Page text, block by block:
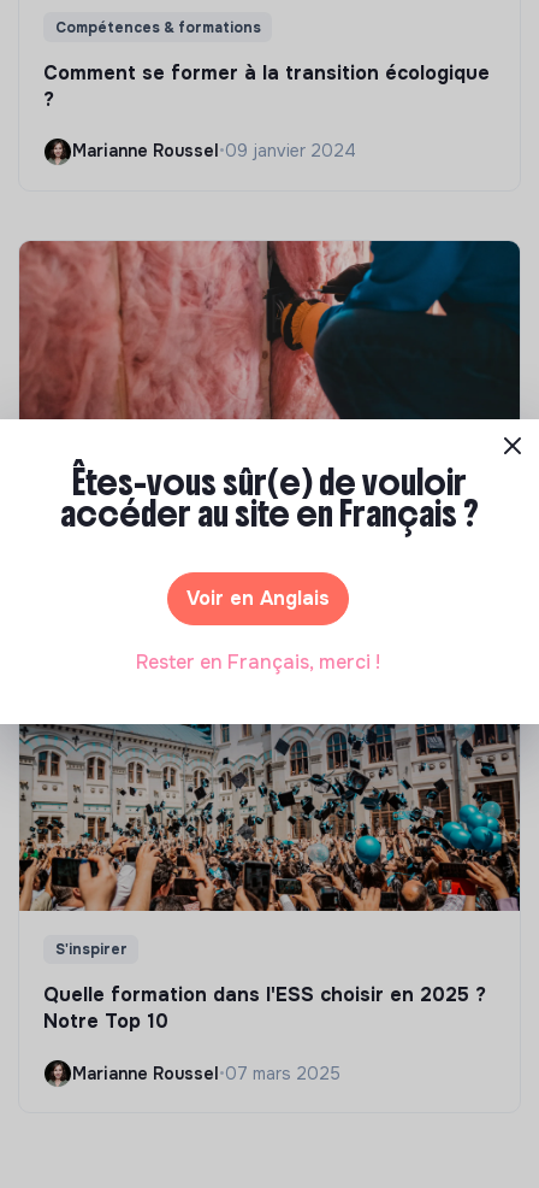
Compétences & formations
Comment se former à la transition écologique
?
Marianne Roussel •09 janvier 2024
Compétences & formations
Top 8 des formations en rénovation
Marianne Roussel• 21 janvier 2025
S'inspirer
Quelle formation dans l'ESS choisir en 2025 ?
Notre Top 10
Marianne Roussel•07 mars 2025
Êtes-vous sûr(e) de vouloir
accéder au site en Français ?
Voir en Anglais
Rester en Français, merci !